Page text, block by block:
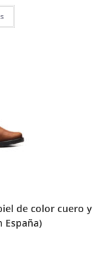
Este
tiene
de
producto
de color cuero y
España)